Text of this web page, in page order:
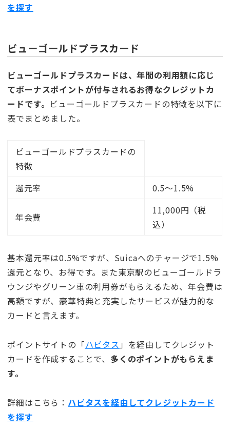
を探す
ビューゴールドプラスカード
ビューゴールドプラスカードは、年間の利用額に応じ
てボーナスポイントが付与されるお得なクレジットカ
ードです。 ビューゴールドプラスカードの特徴を以下に
表でまとめました。
ビューゴールドプラスカードの
特徴
還元率
0.5〜1.5%
年会費
11,000円（税
込）
基本還元率は0.5%ですが、Suicaへのチャージで1.5%
還元となり、お得です。また東京駅のビューゴールドラ
ウンジやグリーン車の利用券がもらえるため、年会費は
高額ですが、豪華特典と充実したサービスが魅力的な
カードと言えます。
ポイントサイトの「ハピタス 」を経由してクレジット
カードを作成することで、 多くのポイントがもらえま
す。
詳細はこちら： ハピタスを経由してクレジットカード
を探す